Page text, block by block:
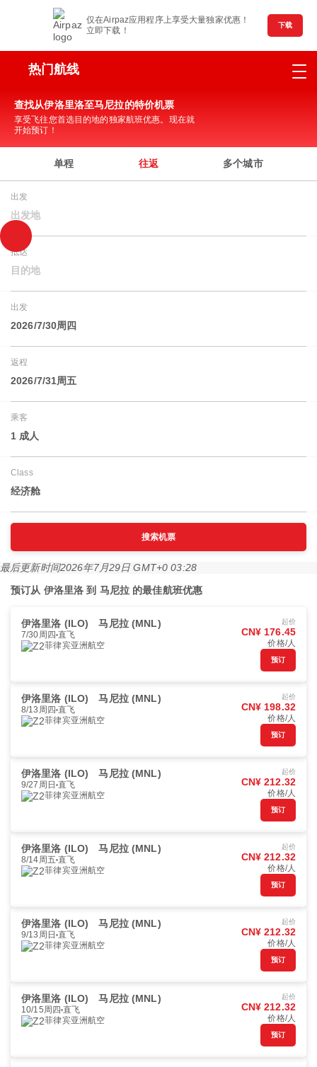
仅在Airpaz应用程序上享受大量独家优惠！
立即下载！
下载
热门航线
查找从伊洛里洛至马尼拉的特价机票
享受飞往您首选目的地的独家航班优惠。现在就
开始预订！
单程 往返 多个城市
出发
出发地
抵达
目的地
出发
2026/7/30周四
返程
2026/7/31周五
乘客
1 成人
Class
经济舱
搜索机票
最后更新时间2026年7月29日 GMT+0 03:28
预订从 伊洛里洛 到 马尼拉 的最佳航班优惠
伊洛里洛 (ILO) 马尼拉 (MNL)
7/30周四 直飞
菲律宾亚洲航空
起价
CN¥ 176.45
价格/人
预订
伊洛里洛 (ILO) 马尼拉 (MNL)
8/13周四 直飞
菲律宾亚洲航空
起价
CN¥ 198.32
价格/人
预订
伊洛里洛 (ILO) 马尼拉 (MNL)
9/27周日 直飞
菲律宾亚洲航空
起价
CN¥ 212.32
价格/人
预订
伊洛里洛 (ILO) 马尼拉 (MNL)
8/14周五 直飞
菲律宾亚洲航空
起价
CN¥ 212.32
价格/人
预订
伊洛里洛 (ILO) 马尼拉 (MNL)
9/13周日 直飞
菲律宾亚洲航空
起价
CN¥ 212.32
价格/人
预订
伊洛里洛 (ILO) 马尼拉 (MNL)
10/15周四 直飞
菲律宾亚洲航空
起价
CN¥ 212.32
价格/人
预订